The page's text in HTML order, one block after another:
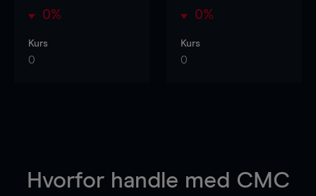
0%
Kurs
0
0%
Kurs
0
Hvorfor handle med CMC